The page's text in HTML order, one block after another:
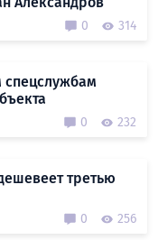
0 314
0 232
третью
0 256